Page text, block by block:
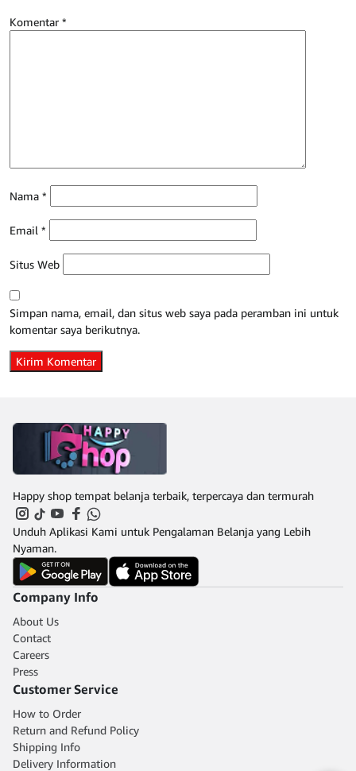
Komentar *
Nama *
Email *
Situs Web
Simpan nama, email, dan situs web saya pada peramban ini untuk
komentar saya berikutnya.
Happy shop tempat belanja terbaik, terpercaya dan termurah
Unduh Aplikasi Kami untuk Pengalaman Belanja yang Lebih
Nyaman.
Company Info
About Us
Contact
Careers
Press
Customer Service
How to Order
Return and Refund Policy
Shipping Info
Delivery Information